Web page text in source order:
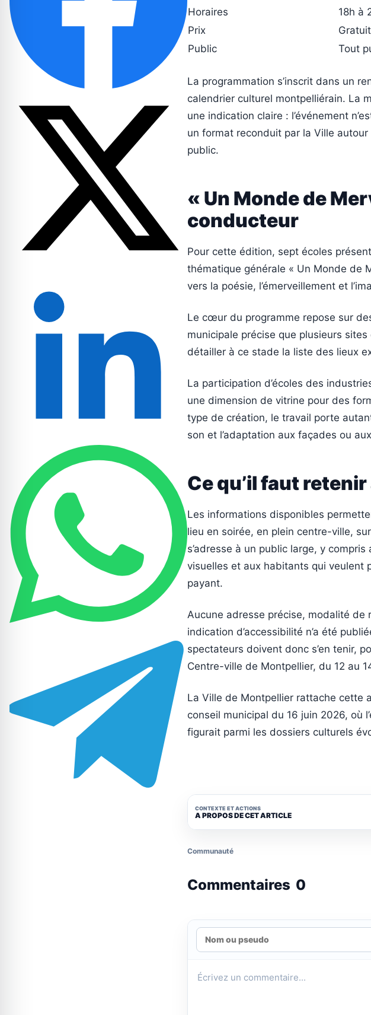
Horaires
18h à
Prix
Gratuit
Public
Tout
La programmation s’inscrit dans un
calendrier culturel montpelliérain. La
une indication claire : l’événement
un format reconduit par la Ville
public.
« Un Monde de
conducteur
Pour cette édition, sept écoles
thématique générale « Un Monde de
vers la poésie, l’émerveillement et
Le cœur du programme repose sur
municipale précise que plusieurs
détailler à ce stade la liste des lieux
La participation d’écoles des
une dimension de vitrine pour des
type de création, le travail porte
son et l’adaptation aux façades ou
Ce qu’il faut
Les informations disponibles
lieu en soirée, en plein centre-ville,
s’adresse à un public large, y
visuelles et aux habitants qui veulent
payant.
Aucune adresse précise, modalité
indication d’accessibilité n’a été
spectateurs doivent donc s’en tenir,
Centre-ville de Montpellier, du 12 au
La Ville de Montpellier rattache cette
conseil municipal du 16 juin 2026, où
figurait parmi les dossiers culturels
CONTEXTE ET ACTIONS
A PROPOS DE CET ARTICLE
Communauté
Commentaires 0